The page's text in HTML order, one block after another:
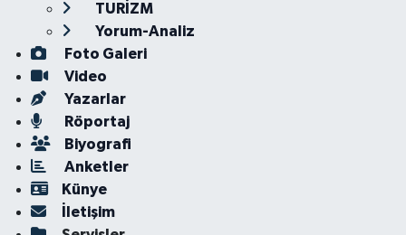
TURİZM
Yorum-Analiz
Foto Galeri
Video
Yazarlar
Röportaj
Biyografi
Anketler
Künye
İletişim